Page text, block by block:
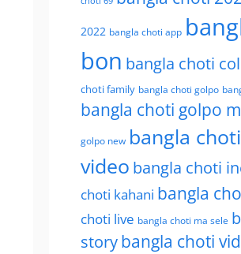
2022 bangla choti app
bon bangla choti
choti family bangla choti golpo
bangla choti golpo
golpo new bangla
video bangla choti
choti kahani bangla
choti live bangla choti ma sele
storybangla choti